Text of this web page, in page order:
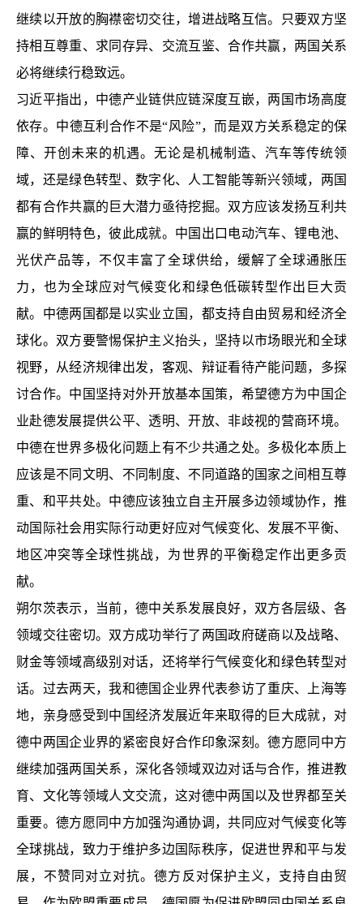
继续以开放的胸襟密切交往，增进战略互信。只要双方坚
持相互尊重、求同存异、交流互鉴、合作共赢，两国关系
必将继续行稳致远。
习近平指出，中德产业链供应链深度互嵌，两国市场高度
依存。中德互利合作不是“风险”，而是双方关系稳定的保
障、开创未来的机遇。无论是机械制造、汽车等传统领
域，还是绿色转型、数字化、人工智能等新兴领域，两国
都有合作共赢的巨大潜力亟待挖掘。双方应该发扬互利共
赢的鲜明特色，彼此成就。中国出口电动汽车、锂电池、
光伏产品等，不仅丰富了全球供给，缓解了全球通胀压
力，也为全球应对气候变化和绿色低碳转型作出巨大贡
献。中德两国都是以实业立国，都支持自由贸易和经济全
球化。双方要警惕保护主义抬头，坚持以市场眼光和全球
视野，从经济规律出发，客观、辩证看待产能问题，多探
讨合作。中国坚持对外开放基本国策，希望德方为中国企
业赴德发展提供公平、透明、开放、非歧视的营商环境。
中德在世界多极化问题上有不少共通之处。多极化本质上
应该是不同文明、不同制度、不同道路的国家之间相互尊
重、和平共处。中德应该独立自主开展多边领域协作，推
动国际社会用实际行动更好应对气候变化、发展不平衡、
地区冲突等全球性挑战，为世界的平衡稳定作出更多贡
献。
朔尔茨表示，当前，德中关系发展良好，双方各层级、各
领域交往密切。双方成功举行了两国政府磋商以及战略、
财金等领域高级别对话，还将举行气候变化和绿色转型对
话。过去两天，我和德国企业界代表参访了重庆、上海等
地，亲身感受到中国经济发展近年来取得的巨大成就，对
德中两国企业界的紧密良好合作印象深刻。德方愿同中方
继续加强两国关系，深化各领域双边对话与合作，推进教
育、文化等领域人文交流，这对德中两国以及世界都至关
重要。德方愿同中方加强沟通协调，共同应对气候变化等
全球挑战，致力于维护多边国际秩序，促进世界和平与发
展，不赞同对立对抗。德方反对保护主义，支持自由贸